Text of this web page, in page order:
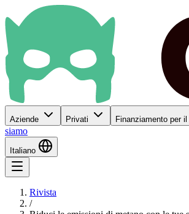
Aziende Privati Finanziamento per
siamo
Italiano
Rivista
/